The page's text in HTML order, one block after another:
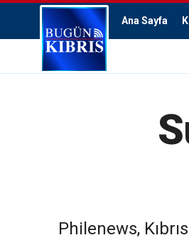
Ana Sayfa
Philenews,